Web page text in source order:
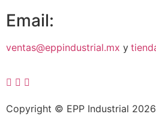
Email:
ventas@eppindustrial.mx y
Copyright © EPP Industrial